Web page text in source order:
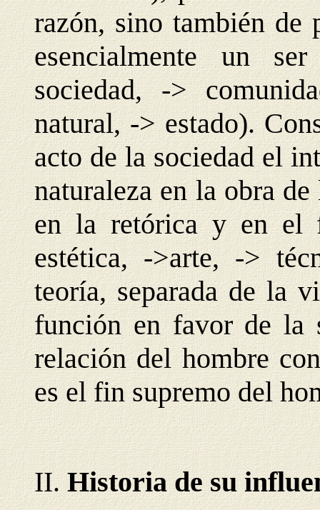
razón, sino también de
esencialmente un
sociedad, ->
natural, -> estado).
acto de la sociedad el
naturaleza en la obra
en la retórica y en el
estética, ->arte, ->
teoría, separada de la
función en favor de la
relación del hombre
es el fin supremo del
II.Historia de su